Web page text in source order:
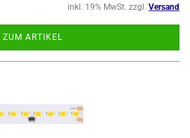
inkl. 19% MwSt. zzgl. Versand
ZUM ARTIKEL